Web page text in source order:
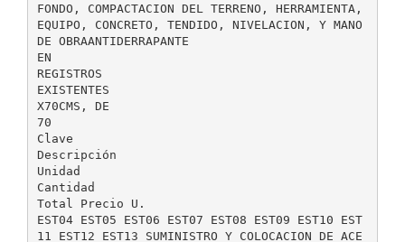
FONDO, COMPACTACION DEL TERRENO, HERRAMIENTA,
EQUIPO, CONCRETO, TENDIDO, NIVELACION, Y MANO
DE OBRAANTIDERRAPANTE
EN
REGISTROS
EXISTENTES
X70CMS, DE
70
Clave
Descripción
Unidad
Cantidad
Total Precio U.
EST04 EST05 EST06 EST07 EST08 EST09 EST10 EST
11 EST12 EST13 SUMINISTRO Y COLOCACION DE ACE